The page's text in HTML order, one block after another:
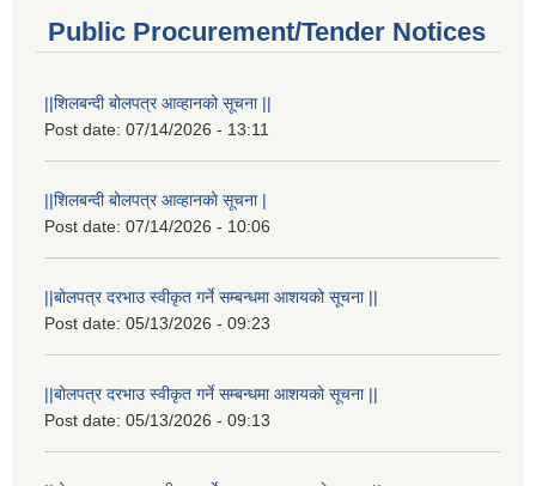
Public Procurement/Tender Notices
||शिलबन्दी बोलपत्र आव्हानको सूचना ||
Post date: 07/14/2026 - 13:11
||शिलबन्दी बोलपत्र आव्हानको सूचना |
Post date: 07/14/2026 - 10:06
||बोलपत्र दरभाउ स्वीकृत गर्ने सम्बन्धमा आशयको सूचना ||
Post date: 05/13/2026 - 09:23
||बोलपत्र दरभाउ स्वीकृत गर्ने सम्बन्धमा आशयको सूचना ||
Post date: 05/13/2026 - 09:13